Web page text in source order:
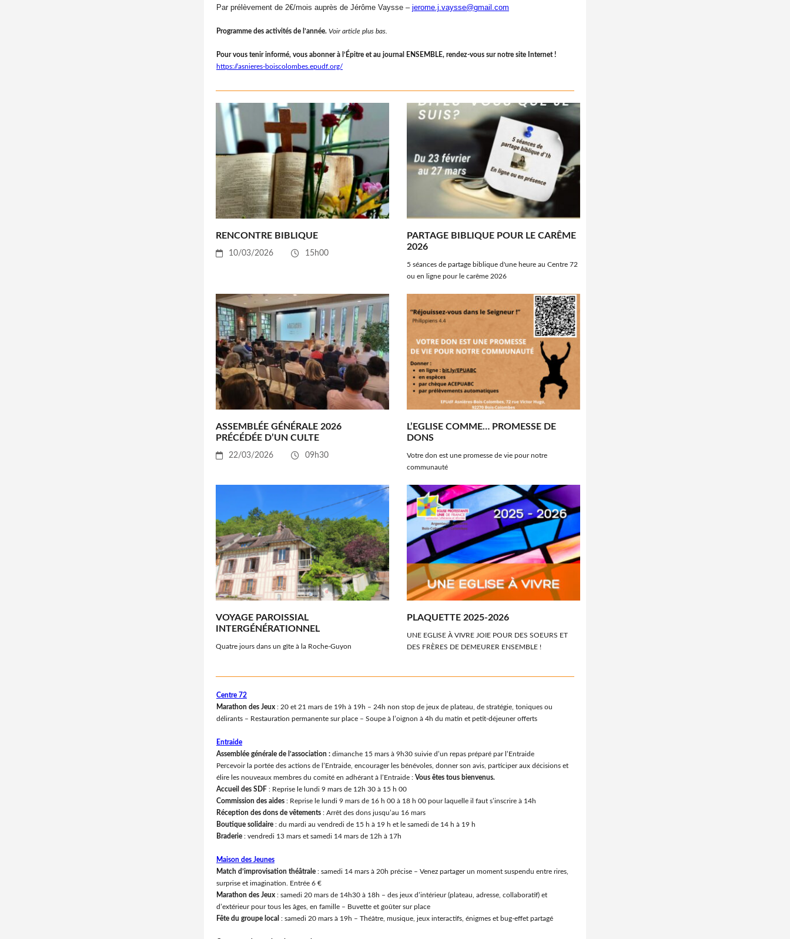
Par pré èvement de 2€/mois auprès de Jérôme Vaysse – jerome.j.vaysse@gmail.com
Programme des activités de l’année. Voir article plus bas.
Pour vous tenir informé, vous abonner à l’Épitre et au journal ENSEMBLE, rendez-vous sur notre site Internet !
https://asnieres-boiscolombes.epudf.org/
RENCONTRE BIBLIQUE
10/03/2026 15h00
PARTAGE BIBLIQUE POUR LE CARÊME
2026
5 séances de partage biblique d'une heure au Centre 72
ou en ligne pour le carême 2026
ASSEMBLÉE GÉNÉRALE 2026
PRÉCÉDÉE D’UN CULTE
22/03/2026 09h30
L’EGLISE COMME… PROMESSE DE
DONS
Votre don est une promesse de vie pour notre
communauté
VOYAGE PAROISSIAL
INTERGÉNÉRATIONNEL
Quatre jours dans un gîte à la Roche-Guyon
PLAQUETTE 2025-2026
UNE EGLISE À VIVRE JOIE POUR DES SOEURS ET
DES FRÈRES DE DEMEURER ENSEMBLE !
Centre 72
Marathon des Jeux : 20 et 21 mars de 19h à 19h – 24h non stop de jeux de plateau, de stratégie, toniques ou
délirants – Restauration permanente sur place – Soupe à l’oignon à 4h du matin et petit-déjeuner offerts
Entraide
Assemblée générale de l’association : dimanche 15 mars à 9h30 suivie d’un repas préparé par l’Entraide
Percevoir la portée des actions de l’Entraide, encourager les bénévoles, donner son avis, participer aux décisions et
élire les nouveaux membres du comité en adhérant à l’Entraide : Vous êtes tous bienvenus.
Accueil des SDF : Reprise le lundi 9 mars de 12h 30 à 15 h 00
Commission des aides : Reprise le lundi 9 mars de 16 h 00 à 18 h 00 pour laquelle il faut s’inscrire à 14h
Réception des dons de vêtements : Arrêt des dons jusqu’au 16 mars
Boutique solidaire : du mardi au vendredi de 15 h à 19 h et le samedi de 14 h à 19 h
Braderie : vendredi 13 mars et samedi 14 mars de 12h à 17h
Maison des Jeunes
Match d’improvisation théâtrale : samedi 14 mars à 20h précise – Venez partager un moment suspendu entre rires,
surprise et imagination. Entrée 6 €
Marathon des Jeux : samedi 20 mars de 14h30 à 18h – des jeux d’intérieur (plateau, adresse, collaboratif) et
d’extérieur pour tous les âges, en famille – Buvette et goûter sur place
Fête du groupe local : samedi 20 mars à 19h – Théâtre, musique, jeux interactifs, énigmes et bug-effet partagé